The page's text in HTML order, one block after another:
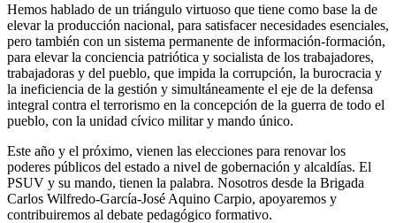
Hemos hablado de un triángulo virtuoso que tiene como base la de
elevar la producción nacional, para satisfacer necesidades esenciales,
pero también con un sistema permanente de información-formación,
para elevar la conciencia patriótica y socialista de los trabajadores,
trabajadoras y del pueblo, que impida la corrupción, la burocracia y
la ineficiencia de la gestión y simultáneamente el eje de la defensa
integral contra el terrorismo en la concepción de la guerra de todo el
pueblo, con la unidad cívico militar y mando único.
Este año y el próximo, vienen las elecciones para renovar los
poderes públicos del estado a nivel de gobernación y alcaldías. El
PSUV y su mando, tienen la palabra. Nosotros desde la Brigada
Carlos Wilfredo-García-José Aquino Carpio, apoyaremos y
contribuiremos al debate pedagógico formativo.